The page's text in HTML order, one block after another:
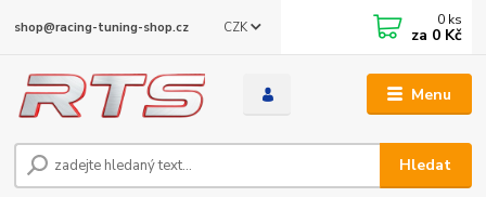
Menu
CZK
Hledat
shop@racing-tuning-shop.cz 0 ks
za 0 Kč